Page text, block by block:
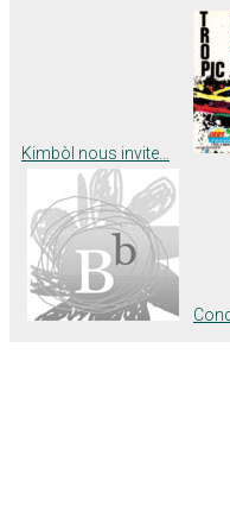
Kimbòl nous invite…